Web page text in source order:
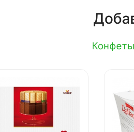
Конфеты